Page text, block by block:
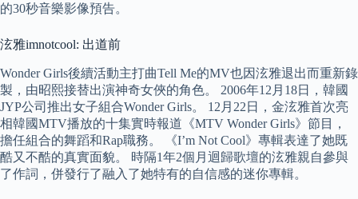
的30秒音樂影像預告。
泫雅imnotcool: 出道前
Wonder Girls後續活動主打曲Tell Me的MV也因泫雅退出而重新錄
製，由昭熙接替出演神奇女俠的角色。 2006年12月18日，韓國
JYP公司推出女子組合Wonder Girls。 12月22日，金泫雅首次亮
相韓國MTV播放的十集實時報道《MTV Wonder Girls》節目，
擔任組合的舞蹈和Rap職務。 《I’m Not Cool》專輯表達了她既
酷又不酷的真實面貌。 時隔1年2個月迴歸歌壇的泫雅親自參與
了作詞，併發行了融入了她特有的自信感的迷你專輯。